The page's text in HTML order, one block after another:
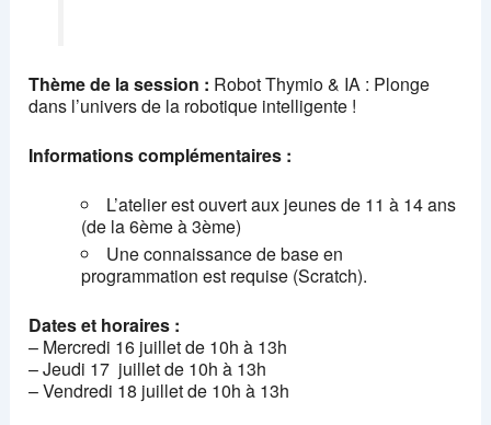
Thème de la session : Robot Thymio & IA : Plonge
dans l’univers de la robotique intelligente !
Informations complémentaires :
L’atelier est ouvert aux jeunes de 11 à 14 ans
(de la 6ème à 3ème)
Une connaissance de base en
programmation est requise (Scratch).
Dates et horaires :
– Mercredi 16 juillet de 10h à 13h
– Jeudi 17 juillet de 10h à 13h
– Vendredi 18 juillet de 10h à 13h